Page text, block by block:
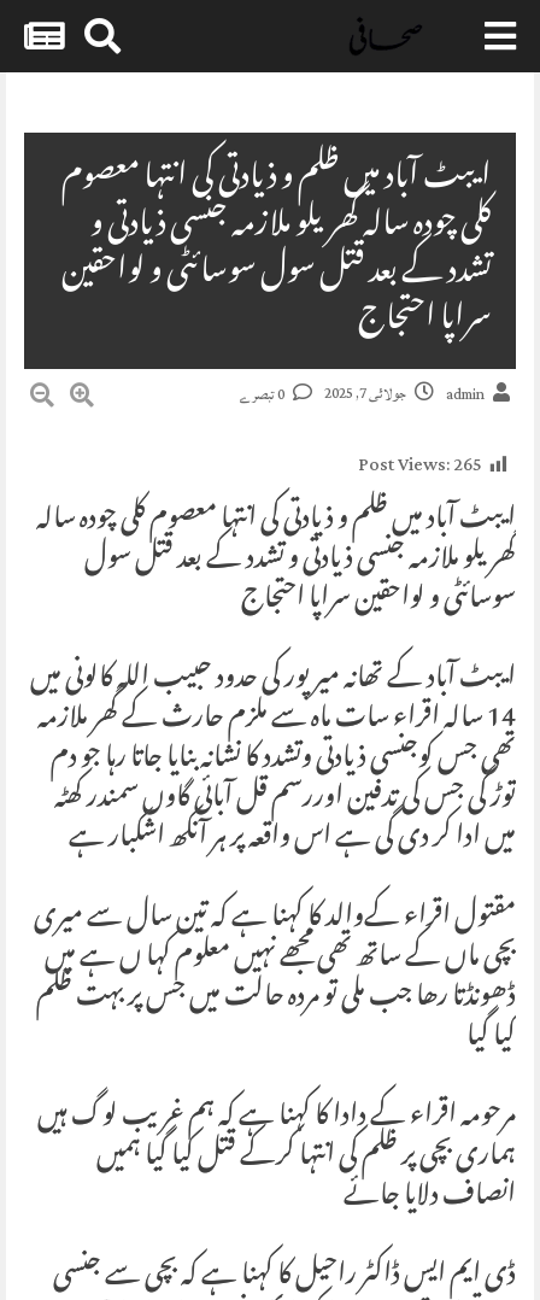
Skip
ایبٹ آباد میں ظلم و ذیادتی کی انتہا معصوم
کلی چودہ سالہ گھریلو ملازمہ جنسی ذیادتی و
تشدد کے بعد قتل سول سوسائٹی و لواحقین
سراپا احتجاج
admin جولائی 7, 2025
Post Views:265
ایبٹ آباد میں ظلم و ذیادتی کی انتہا معصوم کلی چودہ سالہ
گھریلو ملازمہ جنسی ذیادتی و تشدد کے بعد قتل سول
سوسائٹی و لواحقین سراپا احتجاج
ایبٹ آباد کے تھانہ میرپور کی حدود حبیب اللہ کالونی میں
14 سالہ اقراء سات ماہ سے ملزم حارث کے گھر ملازمہ
تھی جس کوجنسی ذیادتی وتشدد کا نشانہ بنایا جاتا رہا جو دم
توڑ گی جس کی تدفین اوررسم قل آبائی گاوں سمندر کھٹہ
میں ادا کر دی گی ہے اس واقعہ پر ہر آنکھ اشکبار ہے
مقتول اقراء کےوالد کا کہنا ہے کہ تین سال سے میری
بچی ماں کے ساتھ تھی مجھے نہیں معلوم کہا ں ہے میں
ڈھونڈتا رھا جب ملی تو مردہ حالت میں جس پر بہت ظلم
کیا گیا
مرحومہ اقراء کے دادا کا کہنا ہے کہ ہم غریب لوگ ہیں
ہماری بچی پر ظلم کی انتہا کرکے قتل کیا گیا ہمیں
انصاف دلایا جائے
ڈی ایم ایس ڈاکٹر راحیل کا کہنا ہے کہ بچی سے جنسی